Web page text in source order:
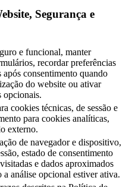
Segurança e
e funcional, manter
recordar preferências
após consentimento quando
do website ou ativar
opcionais.
cookies técnicas, de sessão e
para cookies analíticas,
externo.
de navegador e dispositivo,
estado de consentimento
e dados aproximados
a análise opcional estiver ativa.